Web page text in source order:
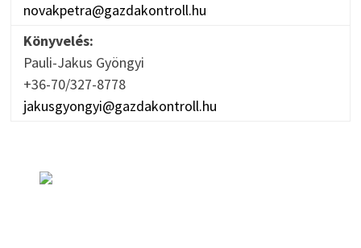
novakpetra@gazdakontroll.hu
Könyvelés:
Pauli-Jakus Gyöngyi
+36-70/327-8778
jakusgyongyi@gazdakontroll.hu